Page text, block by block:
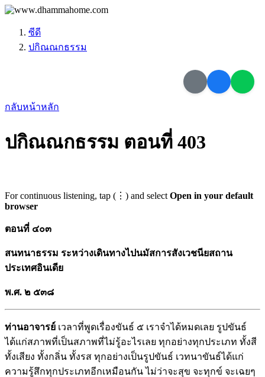
ซีดี
ปกิณณกธรรม
กลับหน้าหลัก
ปกิณณกธรรม ตอนที่ 403
For continuous listening, tap (⋮) and select Open in your default
browser
ตอนที่ ๔๐๓
สนทนาธรรม ระหว่างเดินทางไปนมัสการสังเวชนียสถาน
ประเทศอินเดีย
พ.ศ. ๒ ๕๓๘
ท่านอาจารย์ เวลาที่พูดเรื่องขันธ์ ๕ เราจำได้หมดเลย รูปขันธ์
ได้แก่สภาพที่เป็นสภาพที่ไม่รู้อะไรเลย ทุกอย่างทุกประเภท ทั้งสี
ทั้งเสียง ทั้งกลิ่น ทั้งรส ทุกอย่างเป็นรูปขันธ์ เวทนาขันธ์ได้แก่
ความรู้สึกทุกประเภทอีกเหมือนกัน ไม่ว่าจะสุข จะทุกข์ จะเฉยๆ